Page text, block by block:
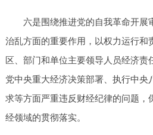
六是围绕推进党的自我革命开展
治乱方面的重要作用，以权力运行和
区、部门和单位主要领导人员经济责
党中央重大经济决策部署、执行中央
求等方面严重违反财经纪律的问题，
经领域的贯彻落实。